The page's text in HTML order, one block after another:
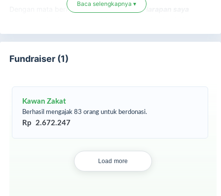
Dengan mata berkaca-kaca, ia berkata, “Harapan saya
kasihan cucu kelaparan.”
Di usia senjanya, Nek Muanah hanya berharap dapat terus
Baca selengkapnya ▾
Fundraiser (1)
Kawan Zakat
Berhasil mengajak 83 orang untuk berdonasi.
Rp 2.672.247
Load more